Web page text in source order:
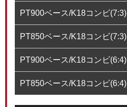
PT900ベース/K18コンビ(7:3)
PT850ベース/K18コンビ(7:3)
PT900ベース/K18コンビ(6:4)
PT850ベース/K18コンビ(6:4)